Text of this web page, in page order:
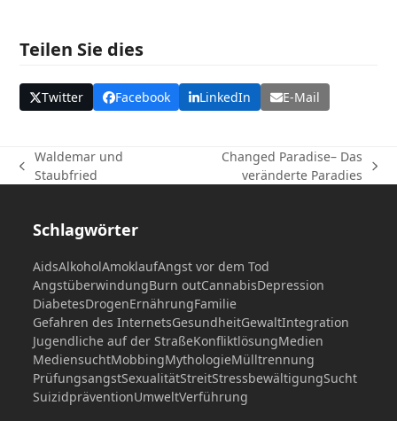
Teilen Sie dies
Twitter Facebook LinkedIn E-Mail
vorheriger
Waldemar und
Staubfried
Changed Paradise– Das
veränderte Paradies
Schlagwörter
AidsAlkoholAmoklaufAngst vor dem Tod
AngstüberwindungBurn outCannabisDepression
DiabetesDrogenErnährungFamilie
Gefahren des InternetsGesundheitGewaltIntegration
Jugendliche auf der StraßeKonfliktlösungMedien
MediensuchtMobbingMythologieMülltrennung
PrüfungsangstSexualitätStreitStressbewältigungSucht
SuizidpräventionUmweltVerführung